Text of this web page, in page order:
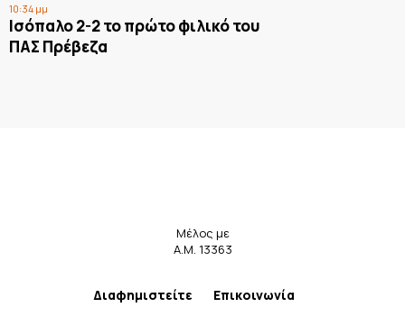
10:34 μμ
Ισόπαλο 2-2 το πρώτο φιλικό του
ΠΑΣ Πρέβεζα
Μέλος με
Α.Μ. 13363
Διαφημιστείτε Επικοινωνία